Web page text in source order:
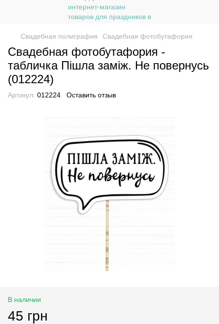
Свадебная полиграфия Свадебная фотобутафория
Свадебная фотобутафория -
табличка Пішла заміж. Не повернусь
(012224)
Артикул: 012224 Оставить отзыв
В наличии
45 грн